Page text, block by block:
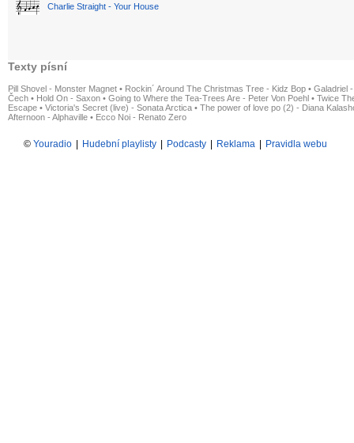
Charlie Straight - Your House
Texty písní
Pill Shovel - Monster Magnet • Rockin´ Around The Christmas Tree - Kidz Bop • Galadriel
Čech • Hold On - Saxon • Going to Where the Tea-Trees Are - Peter Von Poehl • Twice
Escape • Victoria's Secret (live) - Sonata Arctica • The power of love po (2) - Diana
Afternoon - Alphaville • Ecco Noi - Renato Zero
© Youradio Hudební playlisty Podcasty Reklama Pravidla webu